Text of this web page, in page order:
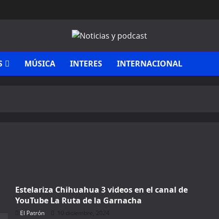
MÚSICA INTERES INTERNACIONAL
Estelariza Chihuahua 3 videos en el canal de
YouTube La Ruta de la Garnacha
El Patrón 10 diciembre, 2024